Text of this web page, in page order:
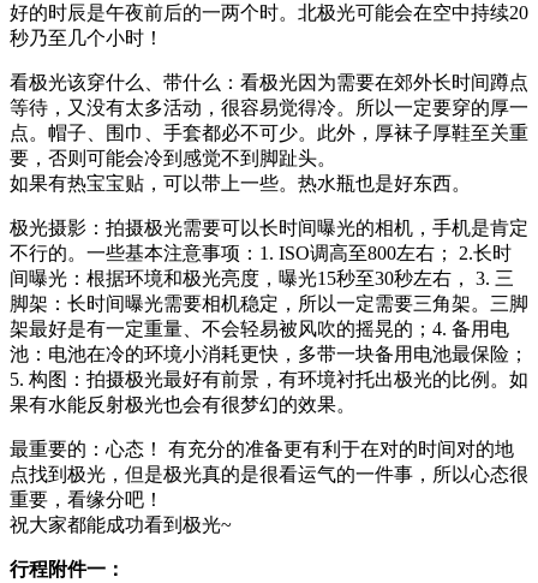
好的时辰是午夜前后的一两个时。北极光可能会在空中持续20
秒乃至几个小时！
看极光该穿什么、带什么：看极光因为需要在郊外长时间蹲点
等待，又没有太多活动，很容易觉得冷。所以一定要穿的厚一
点。帽子、围巾、手套都必不可少。此外，厚袜子厚鞋至关重
要，否则可能会冷到感觉不到脚趾头。
如果有热宝宝贴，可以带上一些。热水瓶也是好东西。
极光摄影：拍摄极光需要可以长时间曝光的相机，手机是肯定
不行的。一些基本注意事项：1. ISO调高至800左右； 2.长时
间曝光：根据环境和极光亮度，曝光15秒至30秒左右， 3. 三
脚架：长时间曝光需要相机稳定，所以一定需要三角架。三脚
架最好是有一定重量、不会轻易被风吹的摇晃的；4. 备用电
池：电池在冷的环境小消耗更快，多带一块备用电池最保险；
5. 构图：拍摄极光最好有前景，有环境衬托出极光的比例。如
果有水能反射极光也会有很梦幻的效果。
最重要的：心态！ 有充分的准备更有利于在对的时间对的地
点找到极光，但是极光真的是很看运气的一件事，所以心态很
重要，看缘分吧！
祝大家都能成功看到极光~
行程附件一：